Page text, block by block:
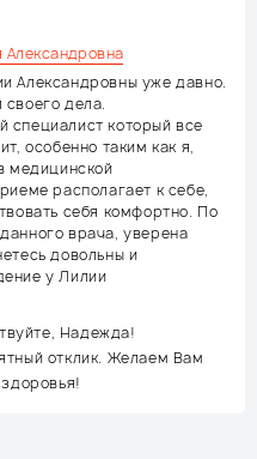
Александровна
Александровны уже давно.
дела.
специалист который все
особенно таким как я,
медицинской
располагает к себе,
себя комфортно. По
врача, уверена
довольны и
у Лилии
Надежда!
отклик. Желаем Вам